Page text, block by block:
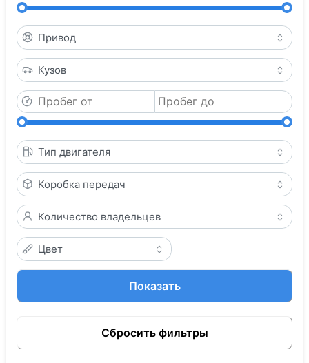
Привод
Кузов
Тип двигателя
Коробка передач
Количество владельцев
Цвет
Показать
Сбросить фильтры